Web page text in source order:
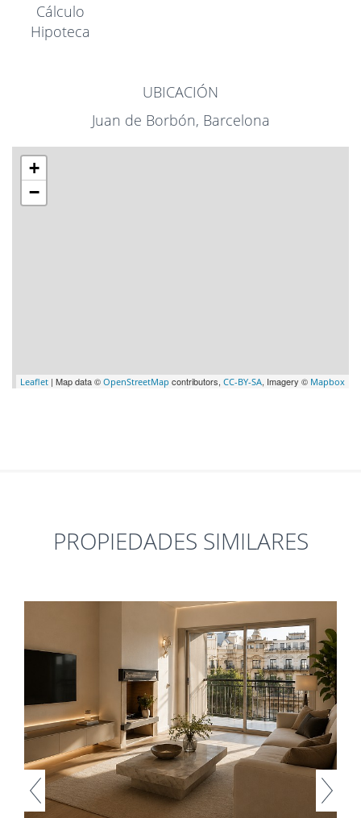
Cálculo
Hipoteca
UBICACIÓN
Juan de Borbón, Barcelona
+
−
Leaflet | Map data © OpenStreetMap contributors, CC-BY-SA, Imagery © Mapbox
PROPIEDADES SIMILARES